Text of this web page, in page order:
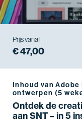
Prijs vanaf
€ 47,00
Inhoud van
ontwerpen (5
Ontdek de
aan SNT – in 5